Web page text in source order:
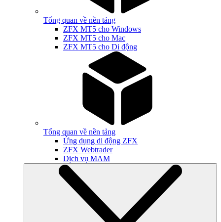
Tổng quan về nền tảng
ZFX MT5 cho Windows
ZFX MT5 cho Mac
ZFX MT5 cho Di động
Tổng quan về nền tảng
Ứng dụng di động ZFX
ZFX Webtrader
Dịch vụ MAM